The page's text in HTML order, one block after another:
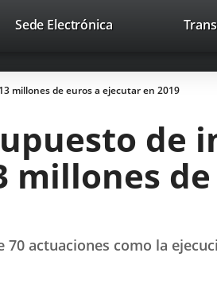
Contacto
una
Sede ElectrónicaEnlace
aplicación
externa.
millones de euros a ejecutar en 2019
de
de
actuaciones como la